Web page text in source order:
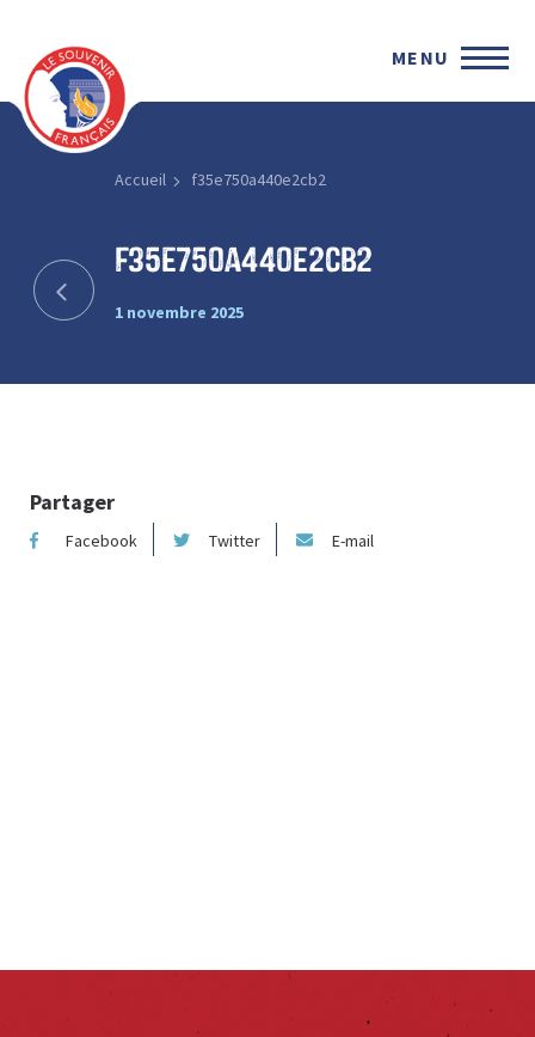
MENU
Accueil f35e750a440e2cb2
f35e750a440e2cb2
1 novembre 2025
Partager
Facebook Twitter E-mail